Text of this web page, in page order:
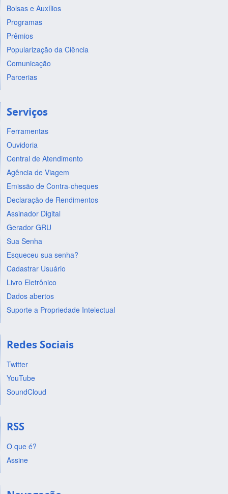
Bolsas e Auxílios
Programas
Prêmios
Popularização da Ciência
Comunicação
Parcerias
Serviços
Ferramentas
Ouvidoria
Central de Atendimento
Agência de Viagem
Emissão de Contra-cheques
Declaração de Rendimentos
Assinador Digital
Gerador GRU
Sua Senha
Esqueceu sua senha?
Cadastrar Usuário
Livro Eletrônico
Dados abertos
Suporte a Propriedade Intelectual
Redes Sociais
Twitter
YouTube
SoundCloud
RSS
O que é?
Assine